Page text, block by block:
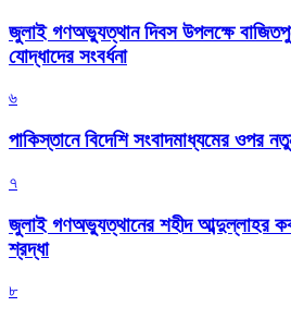
জুলাই গণঅভ্যুত্থান দিবস উপলক্ষে
যোদ্ধাদের সংবর্ধনা
৬
পাকিস্তানে বিদেশি সংবাদমাধ্যমের ওপর
৭
জুলাই গণঅভ্যুত্থানের শহীদ আব্দুল্লাহর
শ্রদ্ধা
৮